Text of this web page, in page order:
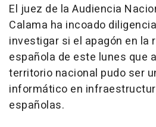
El juez de la Audiencia
Calama ha incoado
investigar si el apagón en la
española de este lunes que
territorio nacional pudo ser
informático en
españolas.